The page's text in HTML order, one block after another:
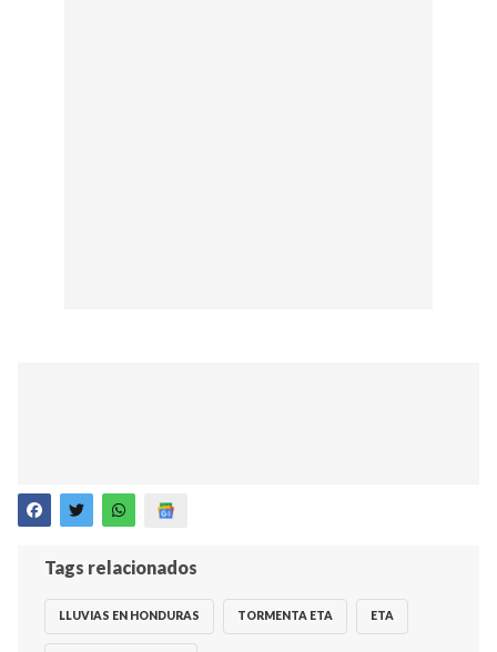
Tags relacionados
LLUVIAS EN HONDURAS TORMENTA ETA ETA